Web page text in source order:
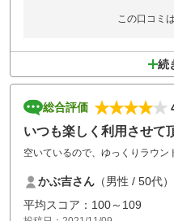
この口コミ
続
総合評価
いつも楽しく利用させて
空いているので、ゆっくりラウン
かぶ吉さん （男性 / 50代）
平均スコア：100～109